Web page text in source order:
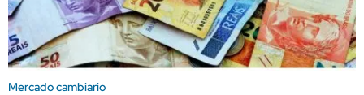
Mercado cambiario